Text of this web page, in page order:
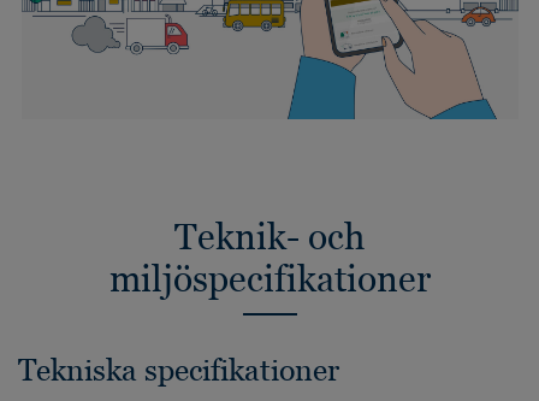
Teknik- och
miljöspecifikationer
Tekniska specifikationer